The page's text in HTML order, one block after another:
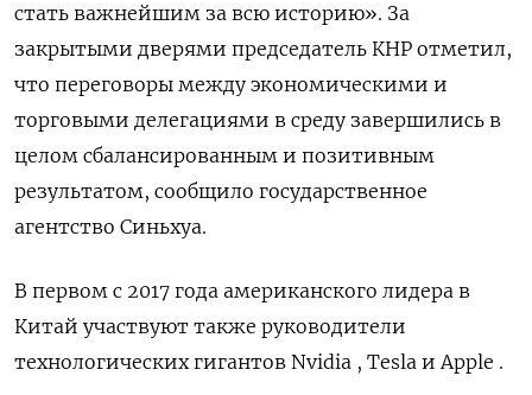
стать важнейшим за всю историю». За
закрытыми дверями председатель КНР отметил,
что переговоры между экономическими и
торговыми делегациями в среду завершились в
целом сбалансированным и позитивным
результатом, ​сообщило государственное
агентство Синьхуа.
В ⁠первом с 2017 года американского лидера в
Китай участвуют также ‌руководители
технологических гигантов Nvidia , Tesla и Apple .